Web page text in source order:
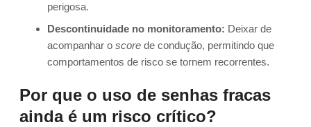
perigosa.
Descontinuidade no monitoramento: Deixar de
acompanhar o score de condução, permitindo que
comportamentos de risco se tornem recorrentes.
Por que o uso de senhas fracas
ainda é um risco crítico?